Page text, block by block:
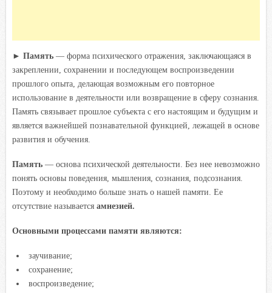
► Память — форма психического отражения, заключающаяся в
закреплении, сохранении и последующем воспроизведении
прошлого опыта, делающая возможным его повторное
использование в деятельности или возвращение в сферу сознания.
Память связывает прошлое субъекта с его настоящим и будущим и
является важнейшей познавательной функцией, лежащей в основе
развития и обучения.
Память — основа психической деятельности. Без нее невозможно
понять основы поведения, мышления, сознания, подсознания.
Поэтому и необходимо больше знать о нашей памяти. Ее
отсутствие называется амнезией.
Основными процессами памяти являются:
заучивание;
сохранение;
воспроизведение;